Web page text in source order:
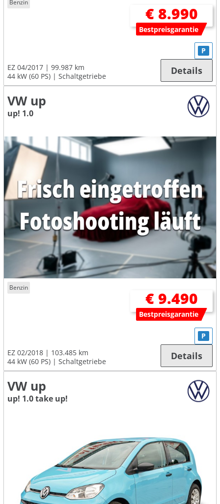
Benzin
€ 8.990
Bestpreisgarantie
EZ 04/2017
99.987 km
44 kW (60 PS)
Schaltgetriebe
P
Details
VW up
up! 1.0
Benzin
€ 9.490
Bestpreisgarantie
EZ 02/2018
103.485 km
44 kW (60 PS)
Schaltgetriebe
P
Details
VW up
up! 1.0 take up!